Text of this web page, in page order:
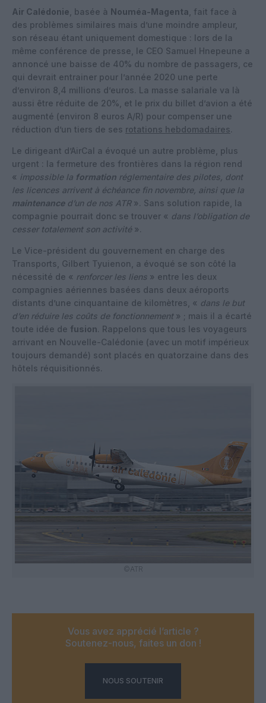
Air Calédonie , basée à Nouméa-Magenta , fait face à
des problèmes similaires mais d’une moindre ampleur,
son réseau étant uniquement domestique : lors de la
même conférence de presse, le CEO Samuel Hnepeune a
annoncé une baisse de 40% du nombre de passagers, ce
qui devrait entrainer pour l’année 2020 une perte
d’environ 8,4 millions d’euros. La masse salariale va là
aussi être réduite de 20%, et le prix du billet d’avion a été
augmenté (environ 8 euros A/R) pour compenser une
réduction d’un tiers de ses rotations hebdomadaires.
Le dirigeant d’AirCal a évoqué un autre problème, plus
urgent : la fermeture des frontières dans la région rend
« impossible la formation réglementaire des pilotes, dont
les licences arrivent à échéance fin novembre, ainsi que la
maintenanced’un de nos ATR». Sans solution rapide, la
compagnie pourrait donc se trouver « dans l’obligation de
cesser totalement son activité ».
Le Vice-président du gouvernement en charge des
Transports, Gilbert Tyuienon, a évoqué se son côté la
nécessité de « renforcer les liens » entre les deux
compagnies aériennes basées dans deux aéroports
distants d’une cinquantaine de kilomètres, « dans le but
d’en réduire les coûts de fonctionnement » ; mais il a écarté
toute idée de fusion. Rappelons que tous les voyageurs
arrivant en Nouvelle-Calédonie (avec un motif impérieux
toujours demandé) sont placés en quatorzaine dans des
hôtels réquisitionnés.
©ATR
Vous avez apprécié l’article ?
Soutenez-nous, faites un don !
NOUS SOUTENIR